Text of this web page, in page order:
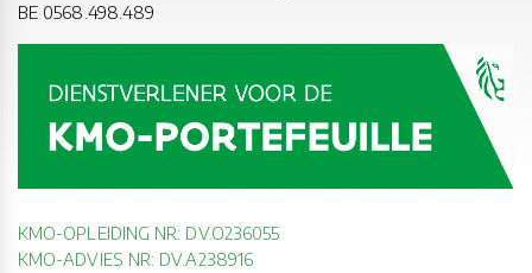
BE 0568.498.489
KMO-OPLEIDING NR: DV.O236055
KMO-ADVIES NR: DV.A238916